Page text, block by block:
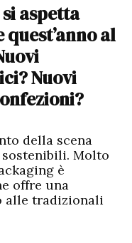
si aspetta
al
Nuovi
della scena
Molto
è
offre una
alle tradizionali